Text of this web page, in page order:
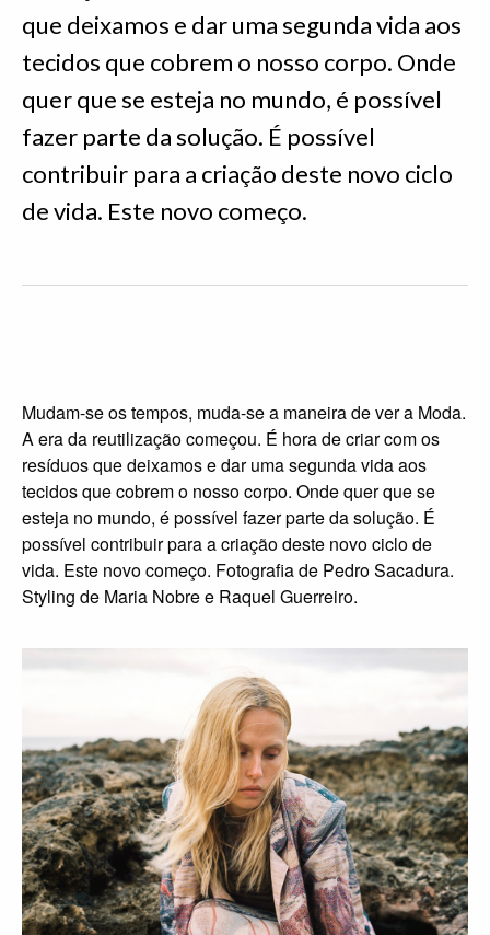
que deixamos e dar uma segunda vida aos
tecidos que cobrem o nosso corpo. Onde
quer que se esteja no mundo, é possível
fazer parte da solução. É possível
contribuir para a criação deste novo ciclo
de vida. Este novo começo.
Mudam-se os tempos, muda-se a maneira de ver a Moda.
A era da reutilização começou. É hora de criar com os
resíduos que deixamos e dar uma segunda vida aos
tecidos que cobrem o nosso corpo. Onde quer que se
esteja no mundo, é possível fazer parte da solução. É
possível contribuir para a criação deste novo ciclo de
vida. Este novo começo. Fotografia de Pedro Sacadura.
Styling de Maria Nobre e Raquel Guerreiro.